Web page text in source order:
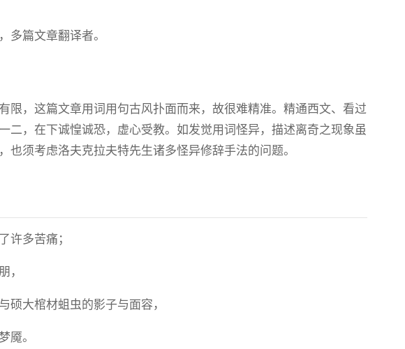
多篇文章翻译者。
限，这篇文章用词用句古风扑面而来，故很难精准。精通西文、看过
二，在下诚惶诚恐，虚心受教。如发觉用词怪异，描述离奇之现象虽
也须考虑洛夫克拉夫特先生诸多怪异修辞手法的问题。
许多苦痛；
，
硕大棺材蛆虫的影子与面容，
魇。